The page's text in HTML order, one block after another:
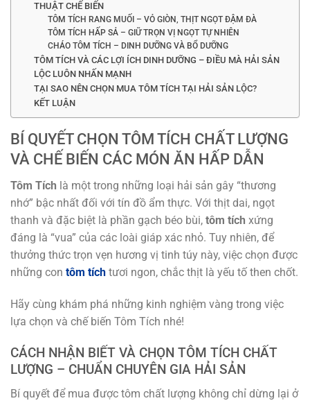
THUẬT CHẾ BIẾN
TÔM TÍCH RANG MUỐI – VỎ GIÒN, THỊT NGỌT ĐẬM ĐÀ
TÔM TÍCH HẤP SẢ – GIỮ TRỌN VỊ NGỌT TỰ NHIÊN
CHÁO TÔM TÍCH – DINH DƯỠNG VÀ BỔ DƯỠNG
TÔM TÍCH VÀ CÁC LỢI ÍCH DINH DƯỠNG – ĐIỀU MÀ HẢI SẢN
LỘC LUÔN NHẤN MẠNH
TẠI SAO NÊN CHỌN MUA TÔM TÍCH TẠI HẢI SẢN LỘC?
KẾT LUẬN
BÍ QUYẾT CHỌN TÔM TÍCH CHẤT LƯỢNG
VÀ CHẾ BIẾN CÁC MÓN ĂN HẤP DẪN
Tôm Tích là một trong những loại hải sản gây “thương
nhớ” bậc nhất đối với tín đồ ẩm thực. Với thịt dai, ngọt
thanh và đặc biệt là phần gạch béo bùi, tôm tích xứng
đáng là “vua” của các loài giáp xác nhỏ. Tuy nhiên, để
thưởng thức trọn vẹn hương vị tinh túy này, việc chọn được
những con tôm tích tươi ngon, chắc thịt là yếu tố then chốt.
Hãy cùng khám phá những kinh nghiệm vàng trong việc
lựa chọn và chế biến Tôm Tích nhé!
CÁCH NHẬN BIẾT VÀ CHỌN TÔM TÍCH CHẤT
LƯỢNG – CHUẨN CHUYÊN GIA HẢI SẢN
Bí quyết để mua được tôm chất lượng không chỉ dừng lại ở